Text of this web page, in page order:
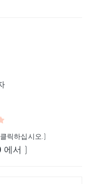
릭하십시오.)
에서 )